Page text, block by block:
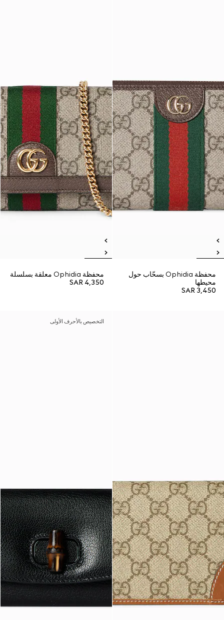
محفظة Ophidia بسحّاب حول
محيطها
SAR 3,450
محفظة Ophidia معلقة بسلسلة
SAR 4,350
التخصيص بالأحرف الأولى